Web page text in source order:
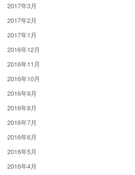
2017年3月
2017年2月
2017年1月
2016年12月
2016年11月
2016年10月
2016年9月
2016年8月
2016年7月
2016年6月
2016年5月
2016年4月